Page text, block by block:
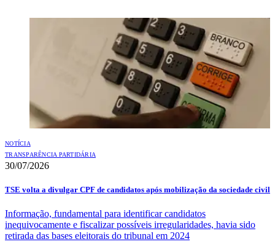
NOTÍCIA
TRANSPARÊNCIA PARTIDÁRIA
30/07/2026
TSE volta a divulgar CPF de candidatos após mobilização da sociedade civil
Informação, fundamental para identificar candidatos
inequivocamente e fiscalizar possíveis irregularidades, havia sido
retirada das bases eleitorais do tribunal em 2024